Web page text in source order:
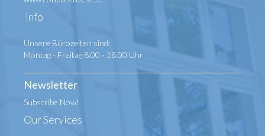
Info
Unsere Bürozeiten sind:
Montag - Freitag 8.00 - 18.00 Uhr
Newsletter
Subscribe Now!
Our Services